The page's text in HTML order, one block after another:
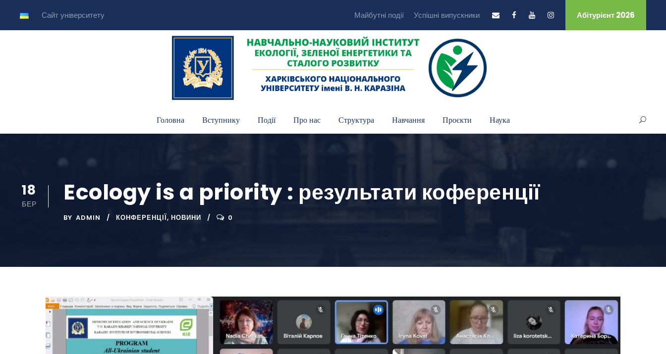
Сайт університету Майбутні події Успішні випускники Абітурієнт 2026
Головна Вступнику Події Про нас Структура Навчання Проєкти Наука
18
БЕР Ecology is a priority : результати коференції
BY ADMIN КОНФЕРЕНЦІЇ, НОВИНИ 0